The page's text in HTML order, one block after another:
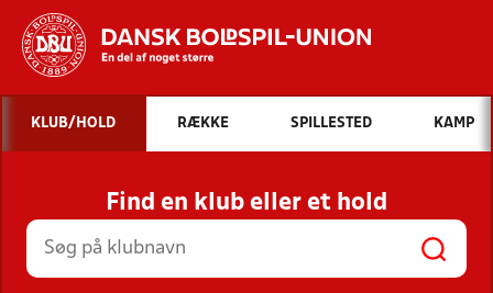
Hvad vil du søge efter?
INDHOLD OG NYHEDER
STILLINGER, RESULTATER, KLUBBER OG
HOLD
KLUB/HOLD RÆKKE SPILLESTED KAMP
Find en klub eller et hold